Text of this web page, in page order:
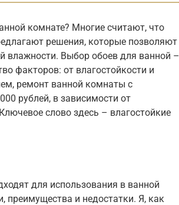
комнате? Многие считают, что
решения, которые позволяют
влажности. Выбор обоев для ванной –
факторов: от влагостойкости и
ремонт ванной комнаты с
рублей, в зависимости от
слово здесь – влагостойкие
для использования в ванной
преимущества и недостатки. Я, как